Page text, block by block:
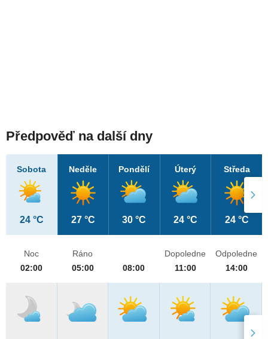
Předpověď na další dny
Sobota
24 °C
Neděle
27 °C
Pondělí
30 °C
Úterý
24 °C
Středa
24 °C
Noc
02:00
Ráno
05:00
08:00
Dopoledne
11:00
Odpoledne
14:00